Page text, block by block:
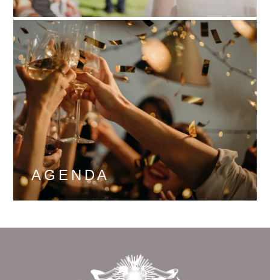
DÉCOUVRIR
AGENDA
DÉCOUVRIR
Revenir en